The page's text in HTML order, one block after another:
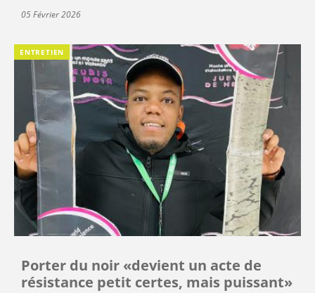
05 Février 2026
ENTRETIEN
Porter du noir «devient un acte de
résistance petit certes, mais puissant»